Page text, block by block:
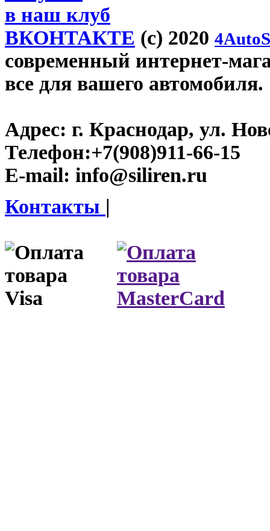
в наш клуб
ВКОНТАКТЕ (c) 2020
современный интернет-
все для вашего автомобиля.
Адрес: г. Краснодар, ул.
Телефон:+7(908)911-66-15
E-mail: info@siliren.ru
Контакты |